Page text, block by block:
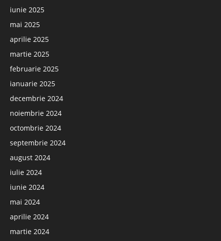
iunie 2025
mai 2025
aprilie 2025
martie 2025
februarie 2025
ianuarie 2025
decembrie 2024
noiembrie 2024
octombrie 2024
septembrie 2024
august 2024
iulie 2024
iunie 2024
mai 2024
aprilie 2024
martie 2024